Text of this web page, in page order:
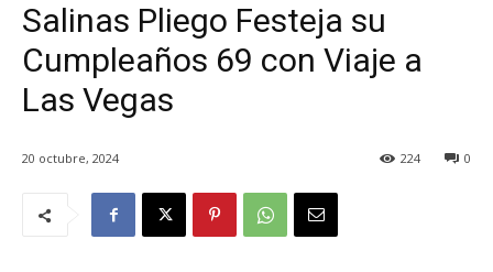
Salinas Pliego Festeja su
Cumpleaños 69 con Viaje a
Las Vegas
20 octubre, 2024 0
224